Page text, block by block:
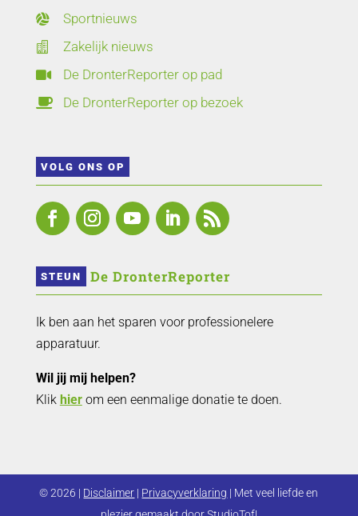
 Sportnieuws
 Zakelijk nieuws
 De DronterReporter op pad
 De DronterReporter op bezoek
VOLG ONS OP
STEUN De DronterReporter
Ik ben aan het sparen voor professionelere
apparatuur.
Wil jij mij helpen?
Klik hierom een eenmalige donatie te doen.
© 2026 | Disclaimer | Privacyverklaring | Met veel liefde en